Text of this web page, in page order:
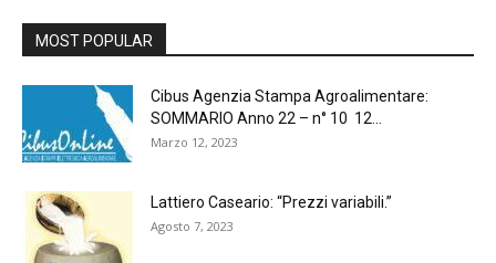
MOST POPULAR
Cibus Agenzia Stampa Agroalimentare:
SOMMARIO Anno 22 – n° 10 12...
Marzo 12, 2023
Lattiero Caseario: “Prezzi variabili.”
Agosto 7, 2023